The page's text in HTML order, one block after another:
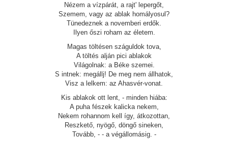
Nézem a vízpárát, a rajt' lepergőt,
Szemem, vagy az ablak homályosul?
Tünedeznek a novemberi erdők.
Ilyen őszi roham az életem.
Magas töltésen száguldok tova,
A töltés alján pici ablakok
Világolnak: a Béke szemei.
S intnek: megállj! De meg nem állhatok,
Visz a lelkem: az Ahasvér-vonat.
Kis ablakok ott lent, - minden hiába:
A puha fészek kalicka nekem,
Nekem rohannom kell így, átkozottan,
Reszkető, nyögő, döngő sineken,
Tovább, - - a végállomásig. -